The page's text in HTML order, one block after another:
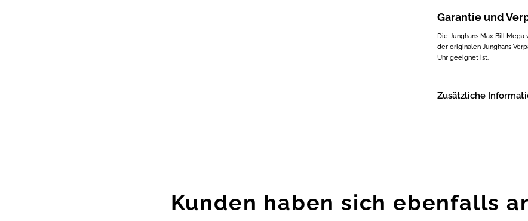
Garantie und
Die Junghans Max Bill
der originalen Junghans
Uhr geeignet ist.
Zusätzliche
Kunden haben sich ebenfalls